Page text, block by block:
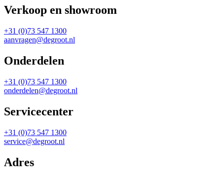
Verkoop en showroom
+31 (0)73 547 1300
aanvragen@degroot.nl
Onderdelen
+31 (0)73 547 1300
onderdelen@degroot.nl
Servicecenter
+31 (0)73 547 1300
service@degroot.nl
Adres